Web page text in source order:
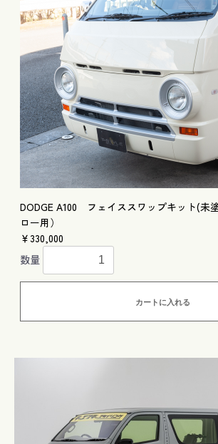
DODGE A100 フェイススワップキット(未
ロー用）
￥330,000
数量
カートに入れる